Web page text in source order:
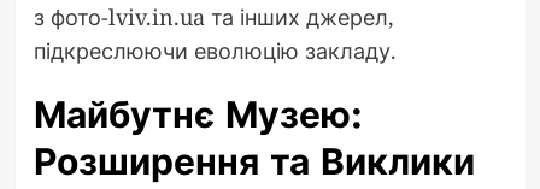
з фото-lviv.in.ua та інших джерел,
підкреслюючи еволюцію закладу.
Майбутнє Музею:
Розширення та Виклики